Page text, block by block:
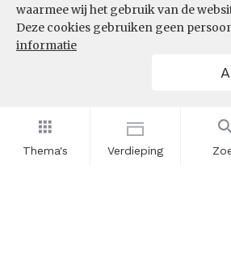
Thema's Verdieping
waarmee wij het gebruik van de
Deze cookies gebruiken geen
informatie